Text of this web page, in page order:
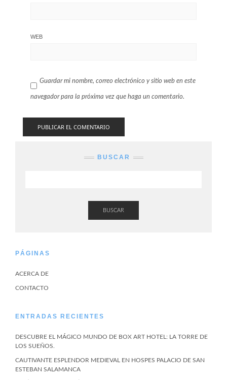
WEB
Guardar mi nombre, correo electrónico y sitio web en este
navegador para la próxima vez que haga un comentario.
BUSCAR
BUSCAR
PÁGINAS
ACERCA DE
CONTACTO
ENTRADAS RECIENTES
DESCUBRE EL MÁGICO MUNDO DE BOX ART HOTEL: LA TORRE DE
LOS SUEÑOS.
CAUTIVANTE ESPLENDOR MEDIEVAL EN HOSPES PALACIO DE SAN
ESTEBAN SALAMANCA